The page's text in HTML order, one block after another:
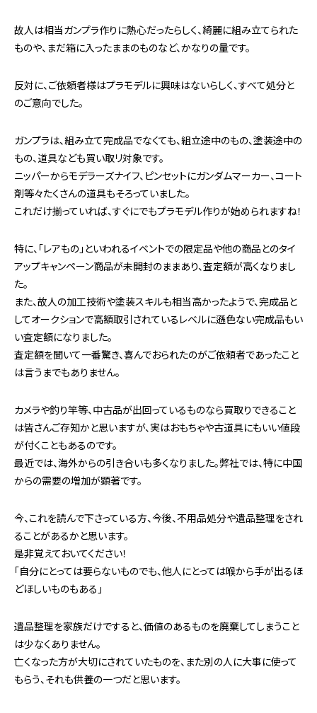
故人は相当ガンプラ作りに熱心だったらしく、綺麗に組み立てられた
ものや、まだ箱に入ったままのものなど、かなりの量です。
反対に、ご依頼者様はプラモデルに興味はないらしく、すべて処分と
のご意向でした。
ガンプラは、組み立て完成品でなくても、組立途中のもの、塗装途中の
もの、道具なども買い取リ対象です。
ニッパーからモデラーズナイフ、ピンセットにガンダムマーカー、コート
剤等々たくさんの道具もそろっていました。
これだけ揃っていれば、すぐにでもプラモデル作りが始められますね！
特に、「レアもの」といわれるイベントでの限定品や他の商品とのタイ
アップキャンペーン商品が未開封のままあり、査定額が高くなりまし
た。
また、故人の加工技術や塗装スキルも相当高かったようで、完成品と
してオークションで高額取引されているレベルに遜色ない完成品もい
い査定額になりました。
査定額を聞いて一番驚き、喜んでおられたのがご依頼者であったこと
は言うまでもありません。
カメラや釣り竿等、中古品が出回っているものなら買取りできること
は皆さんご存知かと思いますが、実はおもちゃや古道具にもいい値段
が付くこともあるのです。
最近では、海外からの引き合いも多くなりました。弊社では、特に中国
からの需要の増加が顕著です。
今、これを読んで下さっている方、今後、不用品処分や遺品整理をされ
ることがあるかと思います。
是非覚えておいてください！
「自分にとっては要らないものでも、他人にとっては喉から手が出るほ
どほしいものもある」
遺品整理を家族だけですると、価値のあるものを廃棄してしまうこと
は少なくありません。
亡くなった方が大切にされていたものを、また別の人に大事に使って
もらう、それも供養の一つだと思います。